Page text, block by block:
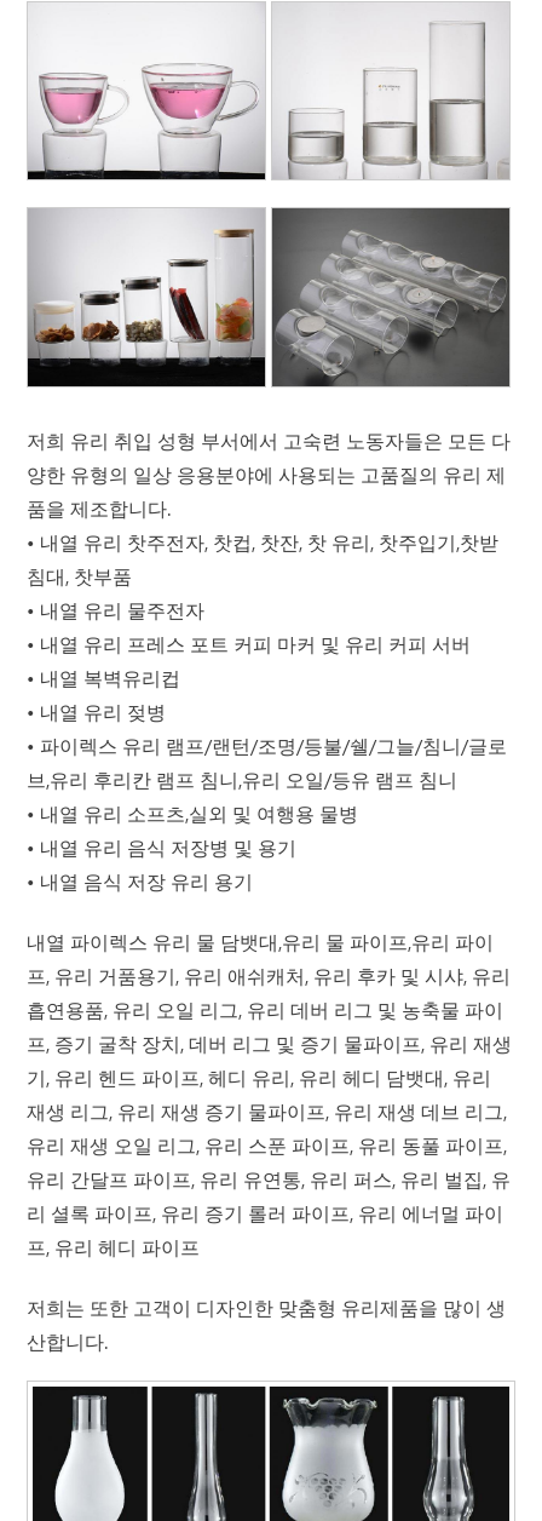
저희 유리 취입 성형 부서에서 고숙련 노동자들은 모든 다
양한 유형의 일상 응용분야에 사용되는 고품질의 유리 제
품을 제조합니다.
• 내열 유리 찻주전자, 찻컵, 찻잔, 찻 유리, 찻주입기,찻받
침대, 찻부품
• 내열 유리 물주전자
• 내열 유리 프레스 포트 커피 마커 및 유리 커피 서버
• 내열 복벽유리컵
• 내열 유리 젖병
• 파이렉스 유리 램프/랜턴/조명/등불/쉘/그늘/침니/글로
브,유리 후리칸 램프 침니,유리 오일/등유 램프 침니
• 내열 유리 소프츠,실외 및 여행용 물병
• 내열 유리 음식 저장병 및 용기
• 내열 음식 저장 유리 용기
내열 파이렉스 유리 물 담뱃대,유리 물 파이프,유리 파이
프, 유리 거품용기, 유리 애쉬캐처, 유리 후카 및 시샤, 유리
흡연용품, 유리 오일 리그, 유리 데버 리그 및 농축물 파이
프, 증기 굴착 장치, 데버 리그 및 증기 물파이프, 유리 재생
기, 유리 헨드 파이프, 헤디 유리, 유리 헤디 담뱃대, 유리
재생 리그, 유리 재생 증기 물파이프, 유리 재생 데브 리그,
유리 재생 오일 리그, 유리 스푼 파이프, 유리 동풀 파이프,
유리 간달프 파이프, 유리 유연통, 유리 퍼스, 유리 벌집, 유
리 셜록 파이프, 유리 증기 롤러 파이프, 유리 에너멀 파이
프, 유리 헤디 파이프
저희는 또한 고객이 디자인한 맞춤형 유리제품을 많이 생
산합니다.